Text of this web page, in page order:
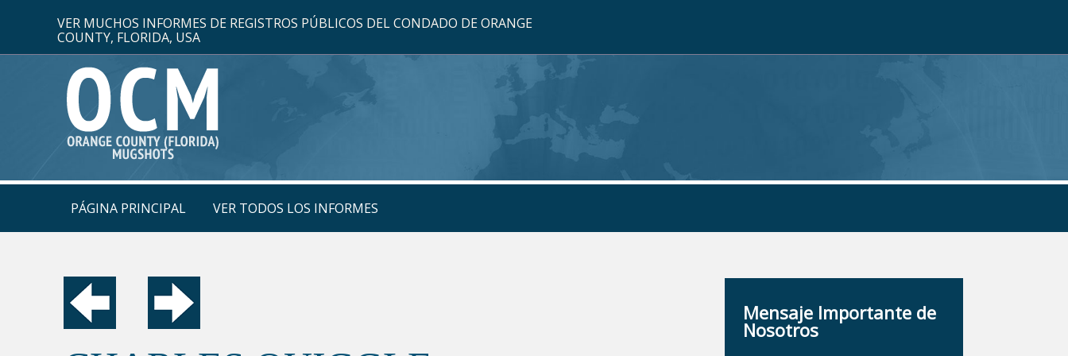
VER MUCHOS INFORMES DE REGISTROS PÚBLICOS DEL CONDADO DE ORANGE
COUNTY, FLORIDA, USA
PÁGINA PRINCIPAL VER TODOS LOS INFORMES
Mensaje Importante de
Nosotros